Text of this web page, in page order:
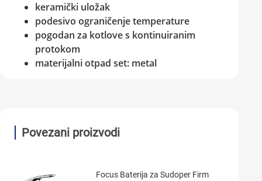
keramički uložak
podesivo ograničenje temperature
pogodan za kotlove s kontinuiranim
protokom
materijalni otpad set: metal
Povezani proizvodi
Focus Baterija za Sudoper Firm